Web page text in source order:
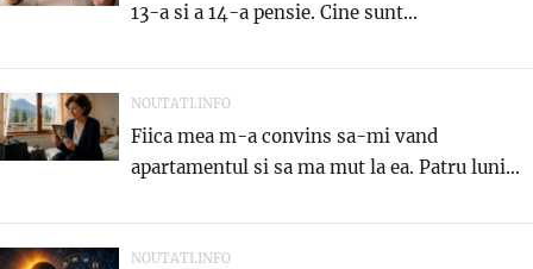
13-a si a 14-a pensie. Cine sunt...
NOUTATI.INFO
Fiica mea m-a convins sa-mi vand
apartamentul si sa ma mut la ea. Patru luni...
NOUTATI.INFO